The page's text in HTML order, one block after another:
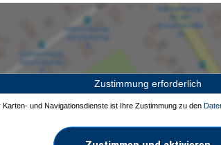
Zustimmung erforderlich
Karten- und Navigationsdienste ist Ihre Zustimmung zu den